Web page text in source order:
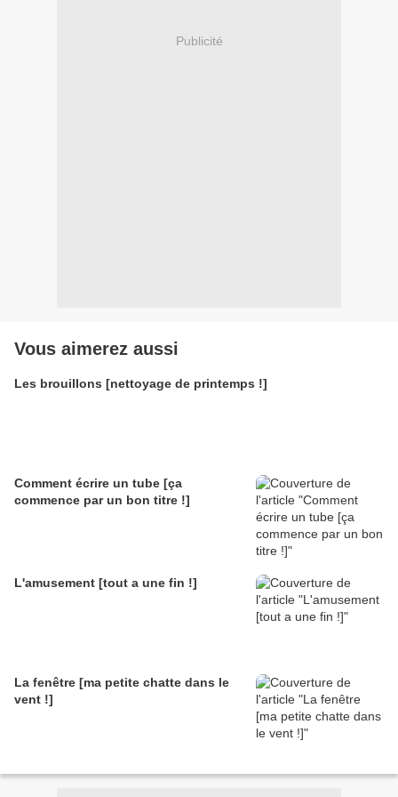
Publicité
Vous aimerez aussi
Les brouillons [nettoyage de printemps !]
Comment écrire un tube [ça
commence par un bon titre !]
L'amusement [tout a une fin !]
La fenêtre [ma petite chatte dans le
vent !]